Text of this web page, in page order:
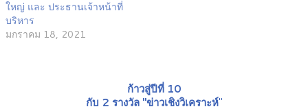
ใหญ่ และ ประธานเจ้าหน้าที่
บริหาร
มกราคม 18, 2021
ก้าวสู่ปีที่ 10
กับ 2 รางวัล "ข่าวเชิงวิเคราะห์"